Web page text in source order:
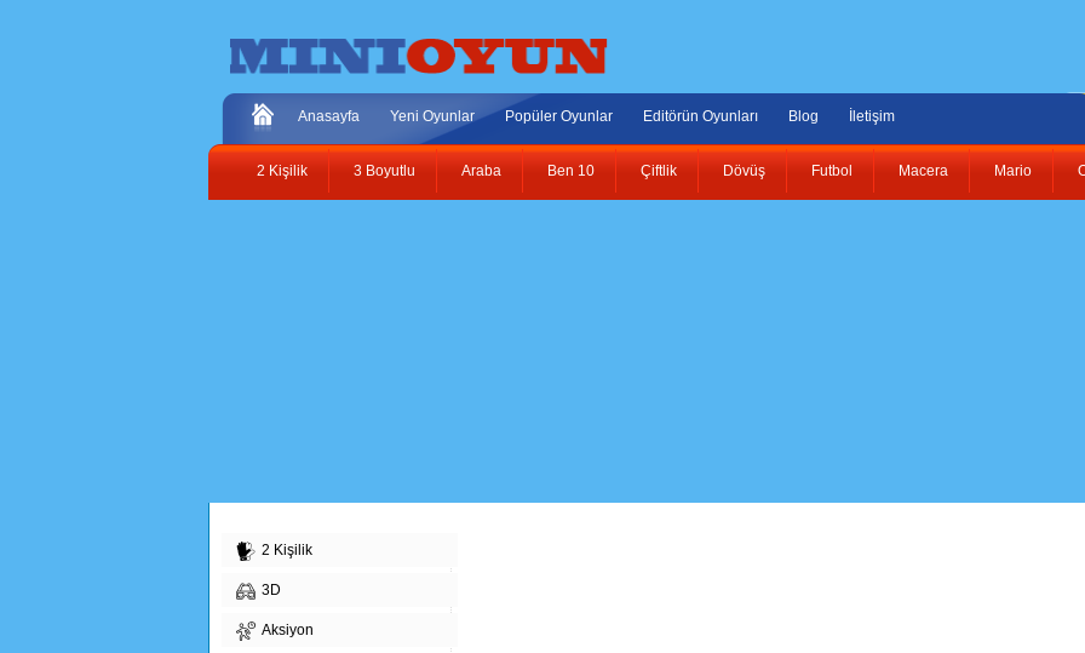
Anasayfa Yeni Oyunlar Popüler Oyunlar Editörün Oyunları Blog İletişim
2 Kişilik 3 Boyutlu Araba Ben 10 Çiftlik Dövüş Futbol Macera Mario
2 Kişilik
3D
Aksiyon